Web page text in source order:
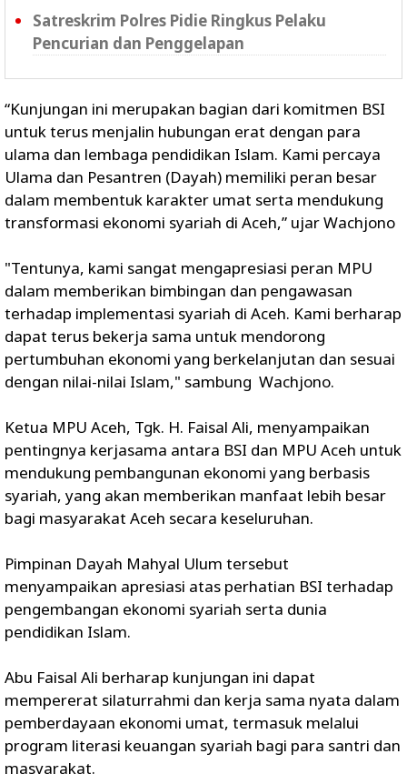
Satreskrim Polres Pidie Ringkus Pelaku
Pencurian dan Penggelapan
“Kunjungan ini merupakan bagian dari komitmen BSI
untuk terus menjalin hubungan erat dengan para
ulama dan lembaga pendidikan Islam. Kami percaya
Ulama dan Pesantren (Dayah) memiliki peran besar
dalam membentuk karakter umat serta mendukung
transformasi ekonomi syariah di Aceh,” ujar Wachjono
"Tentunya, kami sangat mengapresiasi peran MPU
dalam memberikan bimbingan dan pengawasan
terhadap implementasi syariah di Aceh. Kami berharap
dapat terus bekerja sama untuk mendorong
pertumbuhan ekonomi yang berkelanjutan dan sesuai
dengan nilai-nilai Islam," sambung Wachjono.
Ketua MPU Aceh, Tgk. H. Faisal Ali, menyampaikan
pentingnya kerjasama antara BSI dan MPU Aceh untuk
mendukung pembangunan ekonomi yang berbasis
syariah, yang akan memberikan manfaat lebih besar
bagi masyarakat Aceh secara keseluruhan.
Pimpinan Dayah Mahyal Ulum tersebut
menyampaikan apresiasi atas perhatian BSI terhadap
pengembangan ekonomi syariah serta dunia
pendidikan Islam.
Abu Faisal Ali berharap kunjungan ini dapat
mempererat silaturrahmi dan kerja sama nyata dalam
pemberdayaan ekonomi umat, termasuk melalui
program literasi keuangan syariah bagi para santri dan
masyarakat.